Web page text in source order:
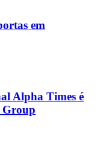
em
Alpha Times é
Group